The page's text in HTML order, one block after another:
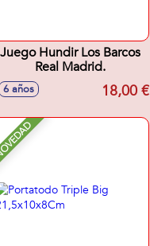
Juego Hundir Los Barcos
Real Madrid.
6 años 18,00 €